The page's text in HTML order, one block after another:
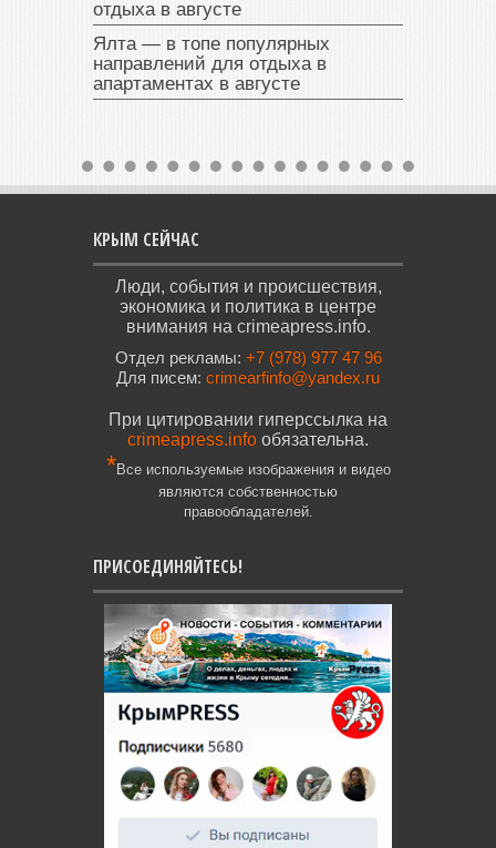
отдыха в августе
Ялта — в топе популярных
направлений для отдыха в
апартаментах в августе
КРЫМ СЕЙЧАС
Люди, события и происшествия,
экономика и политика в центре
внимания на crimeapress.info.
Отдел рекламы: +7 (978) 977 47 96
Для писем: crimearfinfo@yandex.ru
При цитировании гиперссылка на
crimeapress.info обязательна.
*Все используемые изображения и видео
являются собственностью
правообладателей.
ПРИСОЕДИНЯЙТЕСЬ!